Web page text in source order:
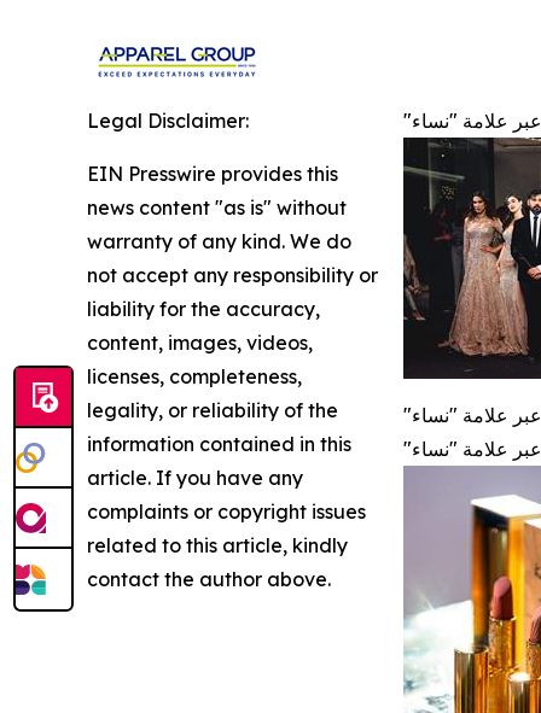
علامة "نساء
علامة "نساء
علامة "نساء
Legal Disclaimer:
EIN Presswire provides this
news content "as is" without
warranty of any kind. We do
not accept any responsibility or
liability for the accuracy,
content, images, videos,
licenses, completeness,
legality, or reliability of the
information contained in this
article. If you have any
complaints or copyright issues
related to this article, kindly
contact the author above.